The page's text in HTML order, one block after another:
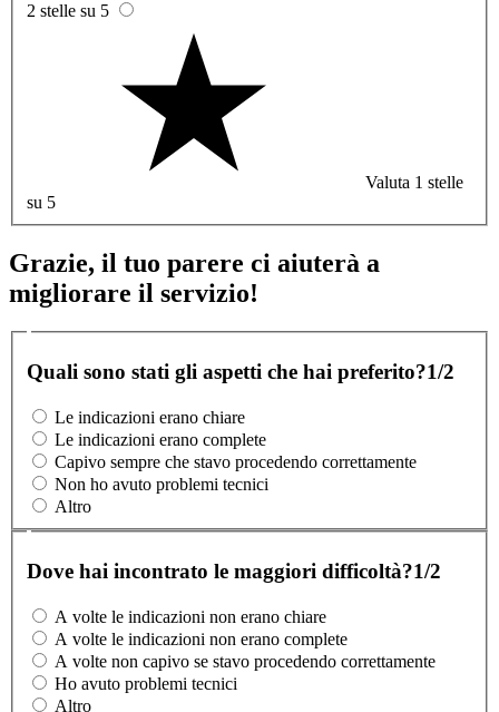
2 stelle su 5
Valuta 1 stelle
su 5
Grazie, il tuo parere ci aiuterà a
migliorare il servizio!
Quali sono stati gli aspetti che hai preferito?1/2
Le indicazioni erano chiare
Le indicazioni erano complete
Capivo sempre che stavo procedendo correttamente
Non ho avuto problemi tecnici
Altro
Dove hai incontrato le maggiori difficoltà?1/2
A volte le indicazioni non erano chiare
A volte le indicazioni non erano complete
A volte non capivo se stavo procedendo correttamente
Ho avuto problemi tecnici
Altro